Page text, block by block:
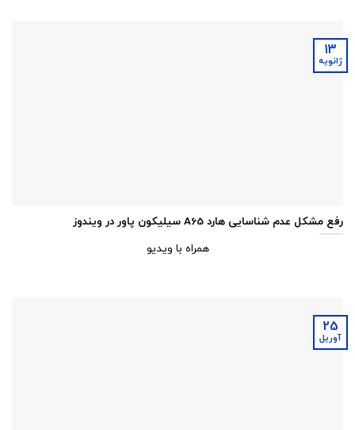
رفع مشکل عدم شناسایی هارد A65 سیلیکون پاور در ویندوز
همراه با ویدیو
13
ژانویه
25
آوریل